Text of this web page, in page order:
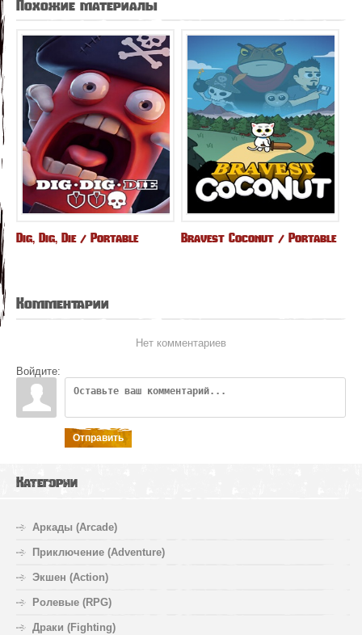
Похожие материалы
Dig, Dig, Die / Portable Bravest Coconut / Portable
Комментарии
Нет комментариев
Войдите:
Отправить
Категории
Аркады (Arcade)
Приключение (Adventure)
Экшен (Action)
Ролевые (RPG)
Драки (Fighting)